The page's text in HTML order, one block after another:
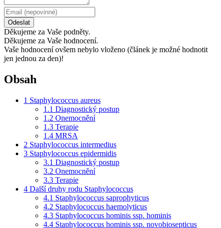
Odeslat
Děkujeme za Vaše podněty.
Děkujeme za Vaše hodnocení.
Vaše hodnocení ovšem nebylo vloženo (článek je možné hodnotit
jen jednou za den)!
Obsah
1 Staphylococcus aureus
1.1 Diagnostický postup
1.2 Onemocnění
1.3 Terapie
1.4 MRSA
2 Staphylococcus intermedius
3 Staphylococcus epidermidis
3.1 Diagnostický postup
3.2 Onemocnění
3.3 Terapie
4 Další druhy rodu Staphylococcus
4.1 Staphylococcus saprophyticus
4.2 Staphylococcus haemolyticus
4.3 Staphylococcus hominis ssp. hominis
4.4 Staphylococcus hominis ssp. novobiosepticus